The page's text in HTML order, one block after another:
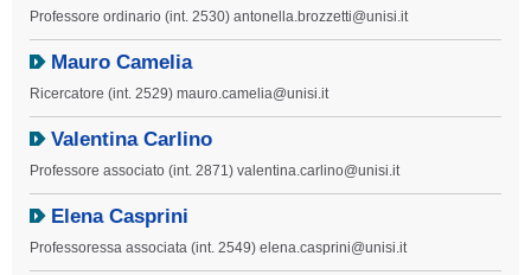
Professore ordinario (int. 2530) antonella.brozzetti@unisi.it
Mauro Camelia
Ricercatore (int. 2529) mauro.camelia@unisi.it
Valentina Carlino
Professore associato (int. 2871) valentina.carlino@unisi.it
Elena Casprini
Professoressa associata (int. 2549) elena.casprini@unisi.it